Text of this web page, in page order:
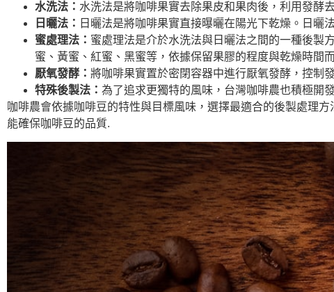
水洗法： 水洗法是將咖啡果實去除果皮和果肉後，利用發酵
日曬法： 日曬法是將咖啡果實直接曝曬在陽光下乾燥。日曬
蜜處理法： 蜜處理法是介於水洗法與日曬法之間的一種後製
蜜、黃蜜、紅蜜、黑蜜等，依據保留果膠的程度與乾燥時間
厭氧發酵： 將咖啡果實置於密閉容器中進行厭氧發酵，控制
特殊後製法： 為了追求更獨特的風味，台灣咖啡農也積極開
咖啡農會依據咖啡豆的特性與目標風味，選擇最適合的後製處理
能確保咖啡豆的品質.